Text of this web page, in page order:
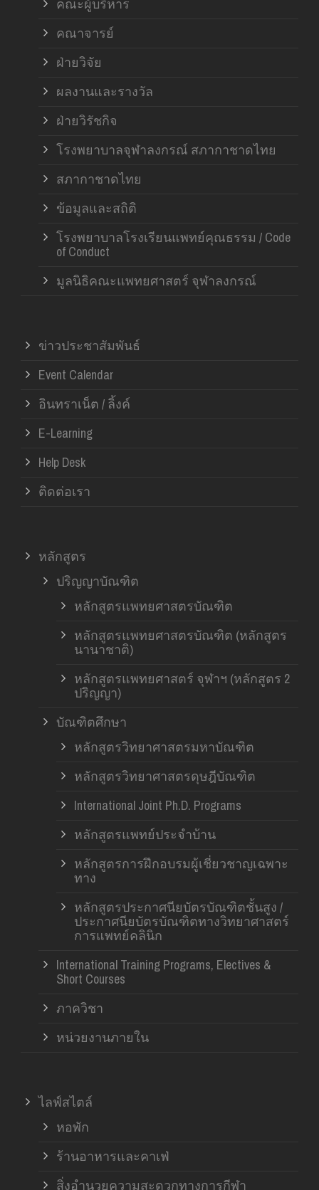
คณะผู้บริหาร
คณาจารย์
ฝ่ายวิจัย
ผลงานและรางวัล
ฝ่ายวิรัชกิจ
โรงพยาบาลจุฬาลงกรณ์ สภากาชาดไทย
สภากาชาดไทย
ข้อมูลและสถิติ
โรงพยาบาลโรงเรียนแพทย์คุณธรรม / Code
of Conduct
มูลนิธิคณะแพทยศาสตร์ จุฬาลงกรณ์
ข่าวประชาสัมพันธ์
Event Calendar
อินทราเน็ต / ลิ้งค์
E-Learning
Help Desk
ติดต่อเรา
หลักสูตร
ปริญญาบัณฑิต
หลักสูตรแพทยศาสตรบัณฑิต
หลักสูตรแพทยศาสตรบัณฑิต (หลักสูตร
นานาชาติ)
หลักสูตรแพทยศาสตร์ จุฬาฯ (หลักสูตร 2
ปริญญา)
บัณฑิตศึกษา
หลักสูตรวิทยาศาสตรมหาบัณฑิต
หลักสูตรวิทยาศาสตรดุษฎีบัณฑิต
International Joint Ph.D. Programs
หลักสูตรแพทย์ประจำบ้าน
หลักสูตรการฝึกอบรมผู้เชี่ยวชาญเฉพาะ
ทาง
หลักสูตรประกาศนียบัตรบัณฑิตชั้นสูง /
ประกาศนียบัตรบัณฑิตทางวิทยาศาสตร์
การแพทย์คลินิก
International Training Programs, Electives &
Short Courses
ภาควิชา
หน่วยงานภายใน
ไลฟ์สไตล์
หอพัก
ร้านอาหารและคาเฟ่
สิ่งอำนวยความสะดวกทางการกีฬา